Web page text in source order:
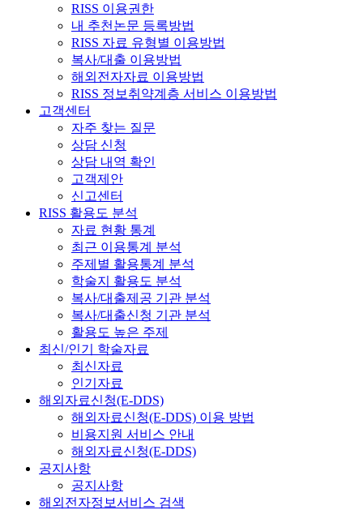
RISS 이용권한
내 추천논문 등록방법
RISS 자료 유형별 이용방법
복사/대출 이용방법
해외전자자료 이용방법
RISS 정보취약계층 서비스 이용방법
고객센터
자주 찾는 질문
상담 신청
상담 내역 확인
고객제안
신고센터
RISS 활용도 분석
자료 현황 통계
최근 이용통계 분석
주제별 활용통계 분석
학술지 활용도 분석
복사/대출제공 기관 분석
복사/대출신청 기관 분석
활용도 높은 주제
최신/인기 학술자료
최신자료
인기자료
해외자료신청(E-DDS)
해외자료신청(E-DDS) 이용 방법
비용지원 서비스 안내
해외자료신청(E-DDS)
공지사항
공지사항
해외전자정보서비스 검색